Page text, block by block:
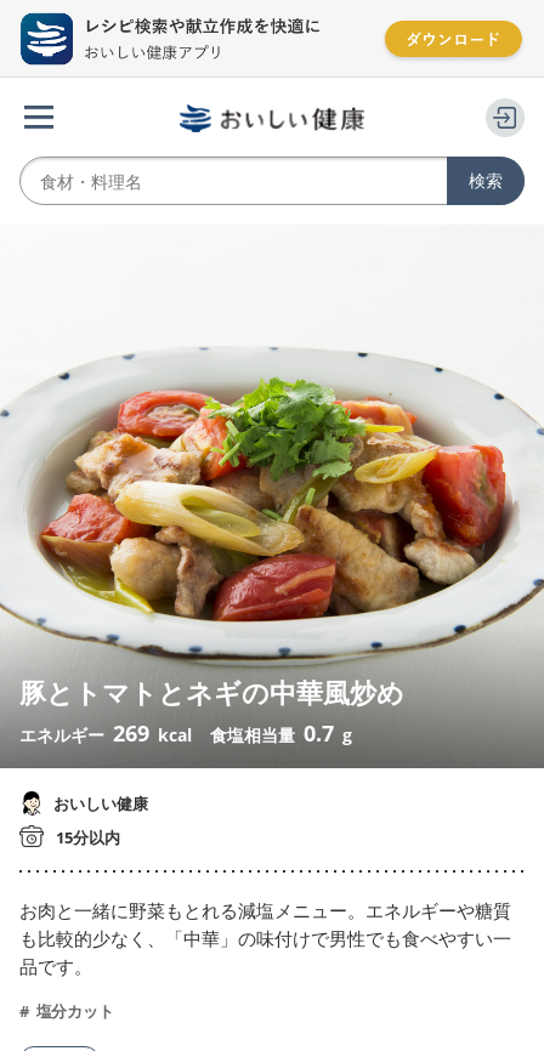
豚とトマトとネギの中華風炒め
エネルギー 269 kcal 食塩相当量 0.7 g
おいしい健康
15分以内
お肉と一緒に野菜もとれる減塩メニュー。エネルギーや糖質
も比較的少なく、「中華」の味付けで男性でも食べやすい一
品です。
塩分カット